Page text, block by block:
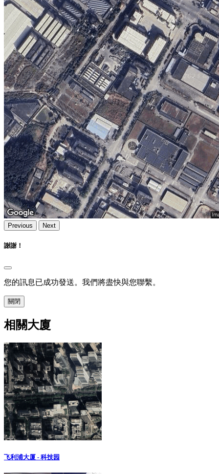
Previous Next
謝謝！
您的訊息已成功發送。我們將盡快與您聯繫。
關閉
相關大廈
飞利浦大厦 - 科技园